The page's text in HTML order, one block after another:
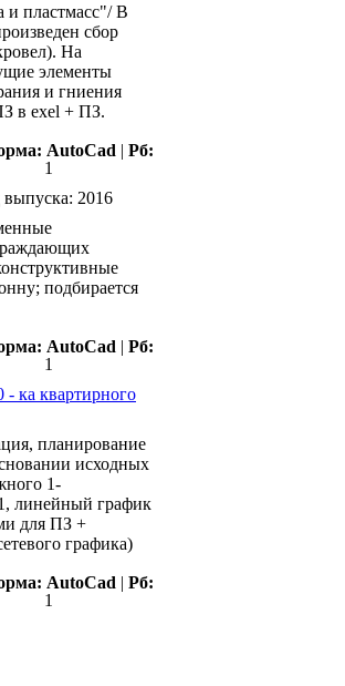
пластмасс"/ В
сбор
На
элементы
и гниения
в exel + ПЗ.
AutoCad | Рб:
1
выпуска: 2016
подбирается
AutoCad | Рб:
1
- ка квартирного
планирование
исходных
1-
линейный график
для ПЗ +
графика)
AutoCad | Рб:
1